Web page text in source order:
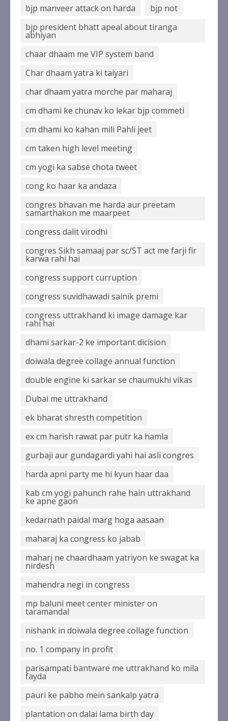
bjp manveer attack on harda
bjp not
bjp president bhatt apeal about tiranga
abhiyan
chaar dhaam me VIP system band
Char dhaam yatra ki taiyari
char dhaam yatra morche par maharaj
cm dhami ke chunav ko lekar bjp commeti
cm dhami ko kahan mili Pahli jeet
cm taken high level meeting
cm yogi ka sabse chota tweet
cong ko haar ka andaza
congres bhavan me harda aur preetam
samarthakon me maarpeet
congress dalit virodhi
congres Sikh samaaj par sc/ST act me farji fir
karwa rahi hai
congress support curruption
congress suvidhawadi sainik premi
congress uttrakhand ki image damage kar
rahi hai
dhami sarkar-2 ke important dicision
doiwala degree collage annual function
double engine ki sarkar se chaumukhi vikas
Dubai me uttrakhand
ek bharat shresth competition
ex cm harish rawat par putr ka hamla
gurbaji aur gundagardi yahi hai asli congres
harda apni party me hi kyun haar daa
kab cm yogi pahunch rahe hain uttrakhand
ke apne gaon
kedarnath paidal marg hoga aasaan
maharaj ka congress ko jabab
maharj ne chaardhaam yatriyon ke swagat ka
nirdesh
mahendra negi in congress
mp baluni meet center minister on
taramandal
nishank in doiwala degree collage function
no. 1 company in profit
parisampati bantware me uttrakhand ko mila
fayda
pauri ke pabho mein sankalp yatra
plantation on dalai lama birth day